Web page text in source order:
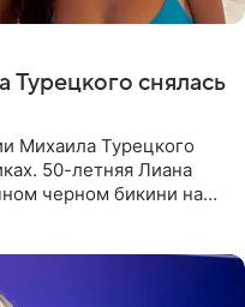
снялась
Михаила Турецкого
50-летняя Лиана
черном бикини на